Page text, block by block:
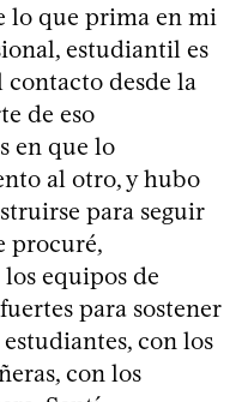
lo que prima en mi
estudiantil es
desde la
de eso
en que lo
al otro, y hubo
para seguir
procuré,
equipos de
para sostener
con los
con los